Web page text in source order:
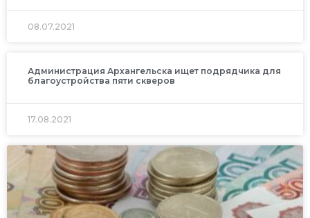
08.07.2021
Администрация Архангельска ищет подрядчика для
благоустройства пяти скверов
17.08.2021